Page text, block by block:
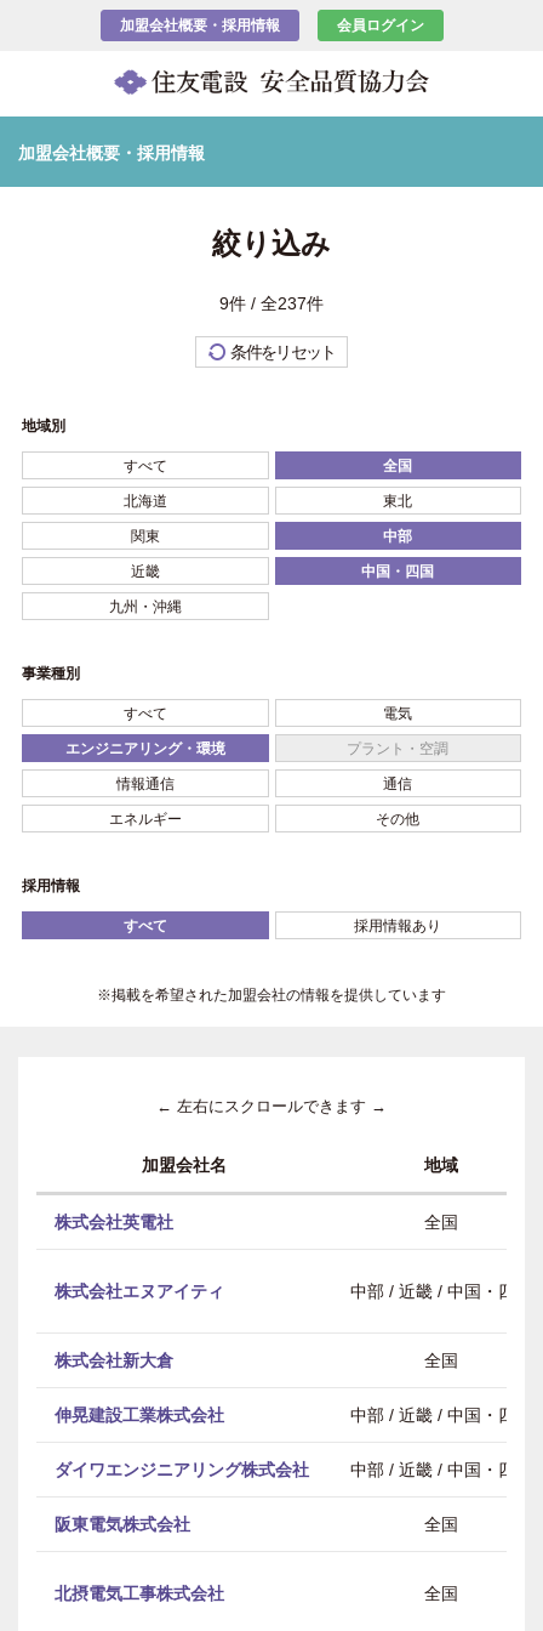
加盟会社概要・採用情報 会員ログイン
加盟会社概要・採用情報
絞り込み
9件 / 全237件
条件をリセット
地域別
すべて 全国
北海道 東北
関東 中部
近畿 中国・四国
九州・沖縄
事業種別
すべて 電気
エンジニアリング・環境 プラント・空調
情報通信 通信
エネルギー その他
採用情報
すべて 採用情報あり
※掲載を希望された加盟会社の情報を提供しています
← 左右にスクロールできます →
加盟会社名 地域
株式会社英電社 全国
株式会社エヌアイティ 中部 / 近畿 / 中国・四国
株式会社新大倉 全国
伸晃建設工業株式会社 中部 / 近畿 / 中国・四国
ダイワエンジニアリング株式会社 中部 / 近畿 / 中国・四国
阪東電気株式会社 全国
北摂電気工事株式会社 全国